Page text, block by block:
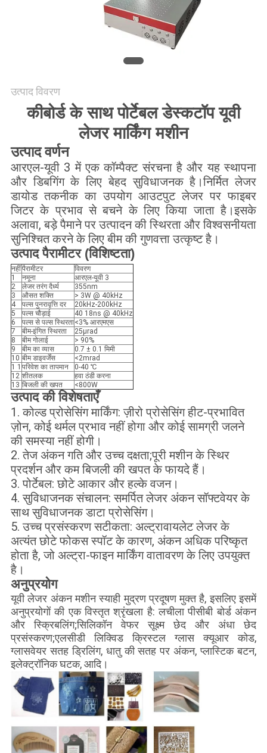
PRIVACY
POLICY
उत्पाद विवरण
कीबोर्ड के साथ पोर्टेबल डेस्कटॉप यूवी
लेजर मार्किंग मशीन
उत्पाद वर्णन
आरएल-यूवी 3 में एक कॉम्पैक्ट संरचना है और यह स्थापना
और डिबगिंग के लिए बेहद सुविधाजनक है।निर्मित लेजर
डायोड तकनीक का उपयोग आउटपुट लेजर पर फाइबर
जिटर के प्रभाव से बचने के लिए किया जाता है।इसके
अलावा, बड़े पैमाने पर उत्पादन की स्थिरता और विश्वसनीयता
सुनिश्चित करने के लिए बीम की गुणवत्ता उत्कृष्ट है।
उत्पाद पैरामीटर (विशिष्टता)
नहींपैरामीटर
विवरण
1
नमूना
आरएल-यूवी 3
2
लेजर तरंग दैर्ध्य
355nm
3
औसत शक्ति
> 3W @ 40kHz
4
पल्स पुनरावृत्ति दर
20kHz-200kHz
5
पल्स चौड़ाई
40 18ns @ 40kHz
6
पल्स से पल्स स्थिरता<3% आरएमएस
7
बीम-इंगित स्थिरता
25μrad
8
बीम गोलाई
> 90%
9
बीम का व्यास
0.7 ± 0.1 मिमी
10 बीम डाइवर्जेंस
<2mrad
1 1 परिवेश का तापमान
0-40 ℃
12 शीतलक
हवा ठंडी करना
13 बिजली की खपत <800W
उत्पाद की विशेषताएँ
1. कोल्ड प्रोसेसिंग मार्किंग: ज़ीरो प्रोसेसिंग हीट-प्रभावित
ज़ोन, कोई थर्मल प्रभाव नहीं होगा और कोई सामग्री जलने
की समस्या नहीं होगी।
2. तेज अंकन गति और उच्च दक्षता;पूरी मशीन के स्थिर
प्रदर्शन और कम बिजली की खपत के फायदे हैं।
3. पोर्टेबल: छोटे आकार और हल्के वजन।
4. सुविधाजनक संचालन: समर्पित लेजर अंकन सॉफ्टवेयर के
साथ सुविधाजनक डाटा प्रोसेसिंग।
5. उच्च प्रसंस्करण सटीकता: अल्ट्रावायलेट लेजर के
अत्यंत छोटे फोकस स्पॉट के कारण, अंकन अधिक परिष्कृत
होता है, जो अल्ट्रा-फाइन मार्किंग वातावरण के लिए उपयुक्त
है।
अनुप्रयोग
यूवी लेजर अंकन मशीन स्याही मुद्रण प्रदूषण मुक्त है, इसलिए इसमें
अनुप्रयोगों की एक विस्तृत श्रृंखला है: लचीला पीसीबी बोर्ड अंकन
और स्क्रिबलिंग;सिलिकॉन वेफर सूक्ष्म छेद और अंधा छेद
प्रसंस्करण;एलसीडी लिक्विड क्रिस्टल ग्लास क्यूआर कोड,
ग्लासवेयर सतह ड्रिलिंग, धातु की सतह पर अंकन, प्लास्टिक बटन,
इलेक्ट्रॉनिक घटक, आदि।